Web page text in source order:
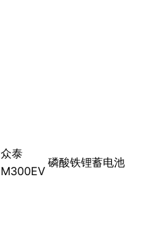
众泰
M300EV
磷酸铁锂蓄电池